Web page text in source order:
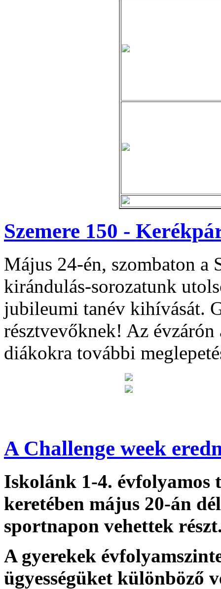
Szemere 150 -
Május 24-én, szombaton a
kirándulás-sorozatunk
jubileumi tanév kihívását.
résztvevőknek! Az
diákokra további
A Challenge week
Iskolánk 1-4. évfolyamos
keretében május 20-án
sportnapon vehettek
A gyerekek
ügyességüket különböző